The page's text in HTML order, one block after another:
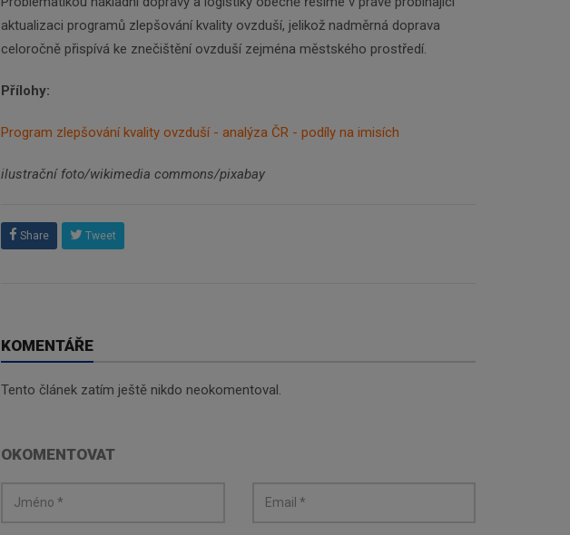
aktualizaci programů zlepšování kvality ovzduší, jelikož nadměrná doprava
celoročně přispívá ke znečištění ovzduší zejména městského prostředí.
Přílohy:
Program zlepšování kvality ovzduší - analýza ČR - podíly na imisích
ilustrační foto/wikimedia commons/pixabay
Share Tweet
KOMENTÁŘE
Tento článek zatím ještě nikdo neokomentoval.
OKOMENTOVAT